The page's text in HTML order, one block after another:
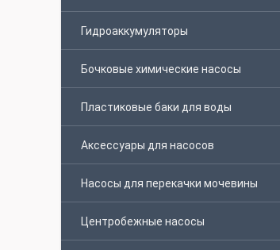
Гидроаккумуляторы
Бочковые химические насосы
Пластиковые баки для воды
Аксессуары для насосов
Насосы для перекачки мочевины
Центробежные насосы